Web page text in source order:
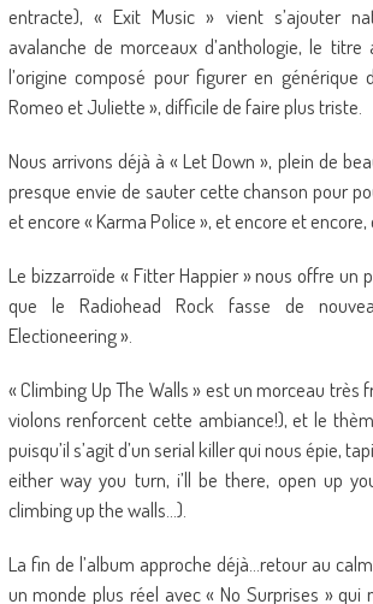
entracte), « Exit Music » vient s’ajouter
avalanche de morceaux d’anthologie, le titre
l’origine composé pour figurer en
Romeo et Juliette », difficile de faire plus triste.
Nous arrivons déjà à « Let Down », plein de
presque envie de sauter cette chanson pour
et encore « Karma Police », et encore et encore,
Le bizzarroïde « Fitter Happier » nous offre un
que le Radiohead Rock fasse de
Electioneering ».
« Climbing Up The Walls » est un morceau très
violons renforcent cette ambiance!), et le
puisqu’il s’agit d’un serial killer qui nous épie,
either way you turn, i’ll be there, open up
climbing up the walls…).
La fin de l’album approche déjà…retour au
un monde plus réel avec « No Surprises » qui